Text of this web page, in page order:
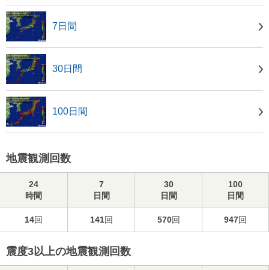
7日間
30日間
100日間
地震観測回数
24
時間
7
日間
30
日間
100
日間
14回 141回 570回 947回
震度3以上の地震観測回数